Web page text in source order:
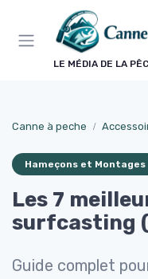
LE MÉDIA DE LA
Canne à peche
Hameçons et Montages
Les 7
surfcasting
Guide complet
Panneau de gestion des